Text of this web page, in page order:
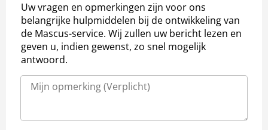
Uw vragen en opmerkingen zijn voor ons
belangrijke hulpmiddelen bij de ontwikkeling van
de Mascus-service. Wij zullen uw bericht lezen en
geven u, indien gewenst, zo snel mogelijk
antwoord.